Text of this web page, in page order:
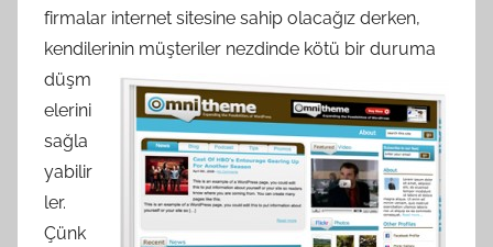
firmalar internet sitesine sahip olacağız derken,
kendilerinin müşteriler nezdinde kötü bir duruma
düşm
elerini
sağla
yabilir
ler.
Çünk